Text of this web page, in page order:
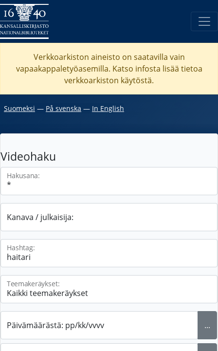
Verkkoarkiston aineisto on saatavilla vain
vapaakappaletyöasemilla. Katso infosta lisää tietoa
verkkoarkiston käytöstä.
Suomeksi ― På svenska ― In English
Videohaku
Hakusana:
Kanava / julkaisija:
Hashtag:
Teemakeräykset:
Päivämäärästä: pp/kk/vvvv ...